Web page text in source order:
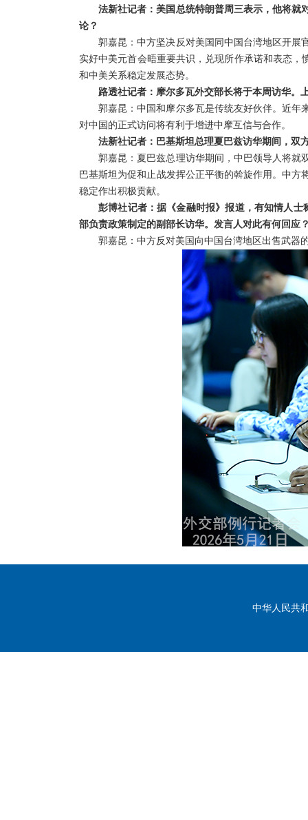
法新社记者：美国总统特朗普周三表示，他将就
论？
郭嘉昆：中方坚决反对美国同中国台湾地区开展
实好中美元首会晤重要共识，兑现所作承诺和表态
和中美关系稳定发展态势。
路透社记者：摩尔多瓦外交部长将于本周访华。
郭嘉昆：中国和摩尔多瓦是传统友好伙伴。近年
对中国的正式访问将有利于增进中摩互信与合作。
法新社记者：巴基斯坦总理夏巴兹访华期间，双
郭嘉昆：夏巴兹总理访华期间，中巴领导人将就
巴基斯坦为促和止战发挥公正平衡的斡旋作用。中
稳定作出积极贡献。
彭博社记者：据《金融时报》报道，有知情人
部负责政策制定的副部长访华。发言人对此有何回应
郭嘉昆：中方反对美国向中国台湾地区出售武器
中华人民共